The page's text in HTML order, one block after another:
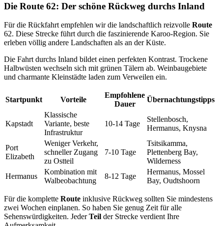
Die Route 62: Der schöne Rückweg durchs Inland
Für die Rückfahrt empfehlen wir die landschaftlich reizvolle Route
62. Diese Strecke führt durch die faszinierende Karoo-Region. Sie
erleben völlig andere Landschaften als an der Küste.
Die Fahrt durchs Inland bildet einen perfekten Kontrast. Trockene
Halbwüsten wechseln sich mit grünen Tälern ab. Weinbaugebiete
und charmante Kleinstädte laden zum Verweilen ein.
Startpunkt Vorteile
Empfohlene
Dauer
Übernachtungstipps
Kapstadt
Klassische
Variante, beste
Infrastruktur
10-14 Tage
Stellenbosch,
Hermanus, Knysna
Port
Elizabeth
Weniger Verkehr,
schneller Zugang
zu Ostteil
7-10 Tage
Tsitsikamma,
Plettenberg Bay,
Wilderness
Hermanus
Kombination mit
Walbeobachtung
8-12 Tage
Hermanus, Mossel
Bay, Oudtshoorn
Für die komplette Route inklusive Rückweg sollten Sie mindestens
zwei Wochen einplanen. So haben Sie genug Zeit für alle
Sehenswürdigkeiten. JederTeil der Strecke verdient Ihre